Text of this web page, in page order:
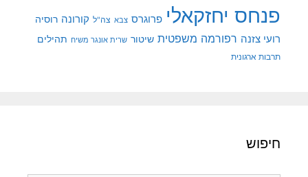
פנחס יחזקאלי פרוגרס צבא צה"ל קורונה רוסיה
רועי צזנה רפורמה משפטית שיטור שרית אונגר משיח תהילים
תרבות ארגונית
חיפוש